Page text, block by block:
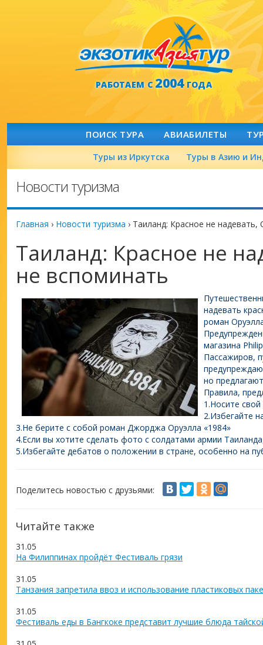
РАБОТАЕМ С2004ГОДА
ПОИСК ТУРА АВИАБИЛЕТЫ
Туры из Иркутска Туры в Азию и
Новости туризма
Главная › Новости туризма › Таиланд: Красное не надевать,
Таиланд: Красное не
не вспоминать
надевать
роман
магазина
Пассажиров,
но
Правила,
1.Носите
2.Избегайте
3.Не берите с собой роман Джорджа Оруэлла «1984»
4.Если вы хотите сделать фото с солдатами армии
5.Избегайте дебатов о положении в стране, особенно на
Поделитесь новостью с друзьями:
Читайте также
31.05
На Филиппинах пройдёт Фестиваль грязи
31.05
Танзания запретила ввоз и использование пластиковых
31.05
Фестиваль еды в Бангкоке представит лучшие блюда